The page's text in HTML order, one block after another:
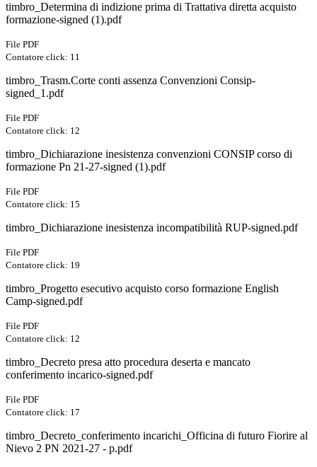
timbro_Determina di indizione prima di Trattativa diretta acquisto
formazione-signed (1).pdf
File PDF
Contatore click: 11
timbro_Trasm.Corte conti assenza Convenzioni Consip-
signed_1.pdf
File PDF
Contatore click: 12
timbro_Dichiarazione inesistenza convenzioni CONSIP corso di
formazione Pn 21-27-signed (1).pdf
File PDF
Contatore click: 15
timbro_Dichiarazione inesistenza incompatibilità RUP-signed.pdf
File PDF
Contatore click: 19
timbro_Progetto esecutivo acquisto corso formazione English
Camp-signed.pdf
File PDF
Contatore click: 12
timbro_Decreto presa atto procedura deserta e mancato
conferimento incarico-signed.pdf
File PDF
Contatore click: 17
timbro_Decreto_conferimento incarichi_Officina di futuro Fiorire al
Nievo 2 PN 2021-27 - p.pdf